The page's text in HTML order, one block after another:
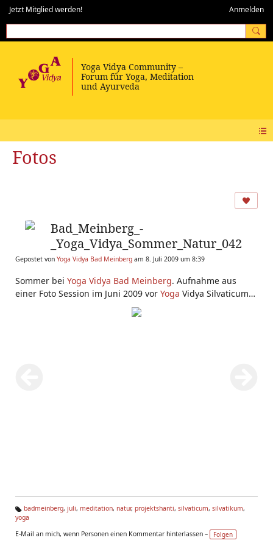
Jetzt Mitglied werden! Anmelden
Fotos
Bad_Meinberg_-
_Yoga_Vidya_Sommer_Natur_042
Gepostet von Yoga Vidya Bad Meinberg am 8. Juli 2009 um 8:39
Sommer bei Yoga Vidya Bad Meinberg. Aufnahme aus
einer Foto Session im Juni 2009 vor Yoga Vidya Silvaticum
Ta
s:
badmeinberg, juli, meditation, natur, projektshanti, silvaticum, silvatikum,
yoga
E-Mail an mich, wenn Personen einen Kommentar hinterlassen –
Folgen